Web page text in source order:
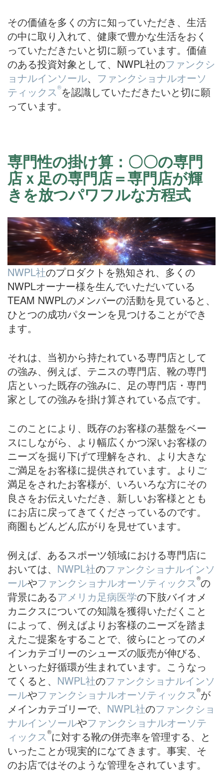
その価値を多くの方に知っていただき、生活
の中に取り入れて、健康で豊かな生活をおく
っていただきたいと切に願っています。価値
のある投資対象として、NWPL社のファンクシ
ョナルインソール、 ファンクショナルオーソ
ティックス®を認識していただきたいと切に願
っています。
専門性の掛け算：〇〇の専門
店ｘ足の専門店＝専門店が輝
きを放つパワフルな方程式
NWPL社のプロダクトを熟知され、多くの
NWPLオーナー様を生んでいただいている
TEAM NWPLのメンバーの活動を見ていると、
ひとつの成功パターンを見つけることができ
ます。
それは、当初から持たれている専門店として
の強み、例えば、テニスの専門店、靴の専門
店といった既存の強みに、足の専門店・専門
家としての強みを掛け算されている点です。
このことにより、既存のお客様の基盤をベー
スにしながら、より幅広くかつ深いお客様の
ニーズを掘り下げて理解をされ、より大きな
ご満足をお客様に提供されています。よりご
満足をされたお客様が、いろいろな方にその
良さをお伝えいただき、新しいお客様ととも
にお店に戻ってきてくださっているのです。
商圏もどんどん広がりを見せています。
例えば、あるスポーツ領域における専門店に
おいては、 NWPL社のファンクショナルインソ
ールやファンクショナルオーソティックス®の
背景にあるアメリカ足病医学の下肢バイオメ
カニクスについての知識を獲得いただくこと
によって、例えばよりお客様のニーズを踏ま
えたご提案をすることで、彼らにとってのメ
インカテゴリーのシューズの販売が伸びる、
といった好循環が生まれています。こうなっ
てくると、 NWPL社のファンクショナルインソ
ールやファンクショナルオーソティックス®が
メインカテゴリーで、 NWPL社のファンクショ
ナルインソールやファンクショナルオーソテ
ィックス®に対する靴の併売率を管理する、と
いったことが現実的になてきます。事実、そ
のお店ではそのような管理をされています。